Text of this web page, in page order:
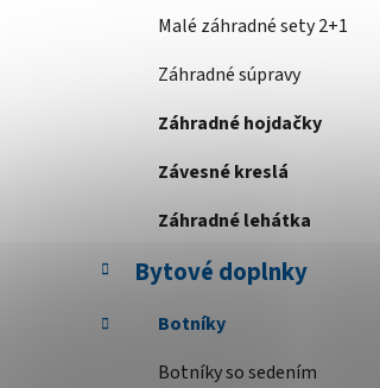
Malé záhradné sety 2+1
Záhradné súpravy
Záhradné hojdačky
Závesné kreslá
Záhradné lehátka
Bytové doplnky
Botníky
Botníky so sedením